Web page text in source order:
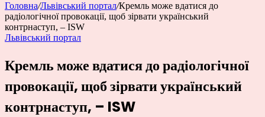
Головна/Львівський портал/Кремль може вдатися до
радіологічної провокації, щоб зірвати український
контрнаступ, – ISW
Львівський портал
Кремль може вдатися до радіологічної
провокації, щоб зірвати український
контрнаступ, – ISW